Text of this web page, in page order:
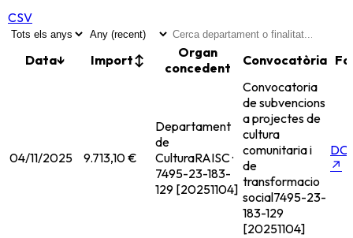
CSV
Data↓ Import↕
Organ
concedent
Convocatòria
04/11/2025 9.713,10 €
Departament
de
CulturaRAISC ·
7495-23-183-
129 [20251104]
Convocatoria
de subvencions
a projectes de
cultura
comunitaria i
de
transformacio
social7495-23-
183-129
[20251104]
↗